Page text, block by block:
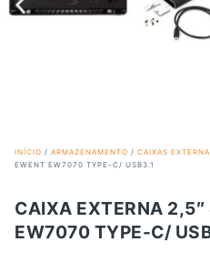
INÍCIO / ARMAZENAMENTO / CAIXAS
EWENT EW7070 TYPE-C/ USB3.1
CAIXA EXTERNA 2,5″
EW7070 TYPE-C/